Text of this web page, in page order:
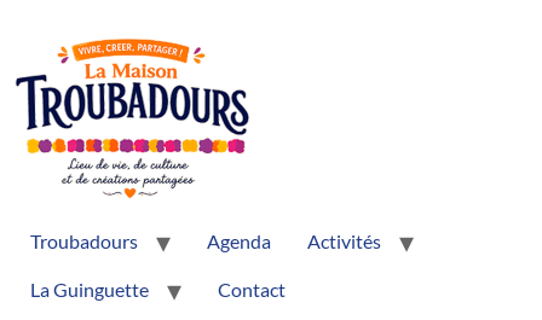
Troubadours Agenda Activités
La Guinguette Contact